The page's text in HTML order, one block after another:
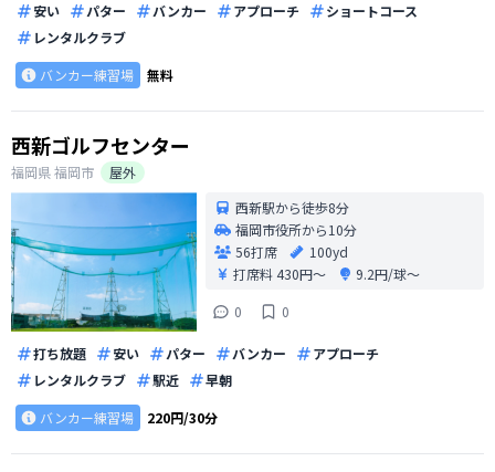
安い パター バンカー アプローチ
ショートコース
レンタルクラブ
バンカー練習場
無料
西新ゴルフセンター
福岡県福岡市
屋外
西新駅から徒歩8分
福岡市役所から10分
56打席
100yd
打席料430円〜
9.2円/球〜
0
0
打ち放題 安い パター バンカー
アプローチ
レンタルクラブ
駅近
早朝
バンカー練習場
220円/30分